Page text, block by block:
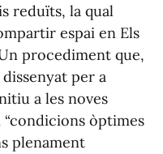
reduïts, la qual
espai en Els
procediment que,
per a
a les noves
“condicions òptimes
plenament